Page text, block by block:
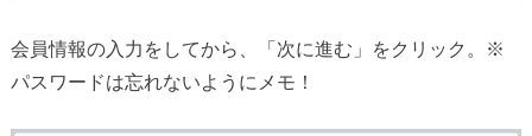
会員情報の入力をしてから、「次に進む」をクリック。※
パスワードは忘れないようにメモ！